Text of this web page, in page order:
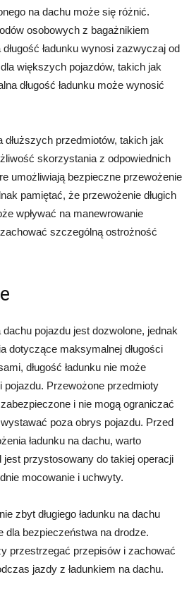
na dachu może się różnić.
osobowych z bagażnikiem
ładunku wynosi zazwyczaj od
większych pojazdów, takich jak
długość ładunku może wynosić
przedmiotów, takich jak
skorzystania z odpowiednich
umożliwiają bezpieczne przewożenie
pamiętać, że przewożenie długich
wpływać na manewrowanie
szczególną ostrożność
dachu pojazdu jest dozwolone, jednak
dotyczące maksymalnej długości
długość ładunku nie może
pojazdu. Przewożone przedmioty
i nie mogą ograniczać
poza obrys pojazdu. Przed
ładunku na dachu, warto
przystosowany do takiej operacji
mocowanie i uchwyty.
zbyt długiego ładunku na dachu
dla bezpieczeństwa na drodze.
przestrzegać przepisów i zachować
jazdy z ładunkiem na dachu.